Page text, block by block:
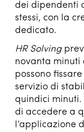
dei dipendenti
stessi, con la
dedicato.
HR Solving
novanta minuti
possono
servizio di
quindici
di accedere a
l’applicazione